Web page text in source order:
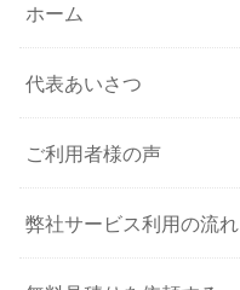
ホーム
代表あいさつ
ご利用者様の声
弊社サービス利用の流れ